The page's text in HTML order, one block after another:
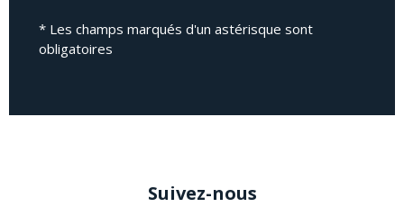
* Les champs marqués d'un astérisque sont
obligatoires
Suivez-nous